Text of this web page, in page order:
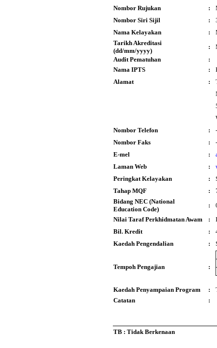
Nombor Rujukan :
Nombor Siri Sijil
:
Nama Kelayakan
:
Tarikh Akreditasi
(dd/mm/yyyy)
:
Audit Pematuhan
:
Nama IPTS
:
Alamat
:
Nombor Telefon
:
-
Nombor Faks
:
-
E-mel
:
Laman Web
:
Peringkat Kelayakan
:
Tahap MQF
:
Bidang NEC (National
Education Code)
:
Nilai Taraf Perkhidmatan Awam
:
Bil. Kredit
:
Kaedah Pengendalian
:
Tempoh Pengajian :
Kaedah Penyampaian Program :
Catatan
:
TB : Tidak Berkenaan